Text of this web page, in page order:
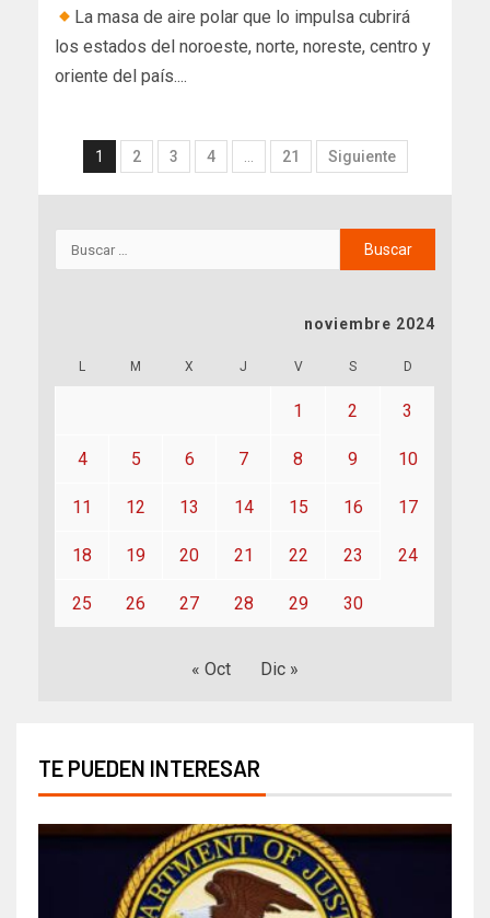
La masa de aire polar que lo impulsa cubrirá
los estados del noroeste, norte, noreste, centro y
oriente del país....
1 2 3 4 … 21 Siguiente
noviembre 2024
L M X J V S D
1 2 3
4 5 6 7 8 9 10
11 12 13 14 15 16 17
18 19 20 21 22 23 24
25 26 27 28 29 30
« Oct Dic »
TE PUEDEN INTERESAR